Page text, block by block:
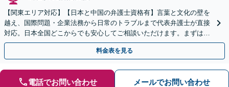
【関東エリア対応】【日本と中国の弁護士資格有】言葉と文化の壁を
越え、国際問題・企業法務から日常のトラブルまで代表弁護士が直接
対応。日本全国どこからでも安心してご相談いただけます。まずは一
歩を踏み出してみませんか。【初回相談無料】
料金表を見る
電話でお問い合わせ メールでお問い合わせ